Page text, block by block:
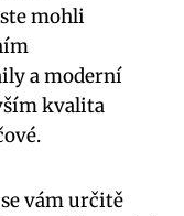
mohli
a moderní
kvalita
vám určitě